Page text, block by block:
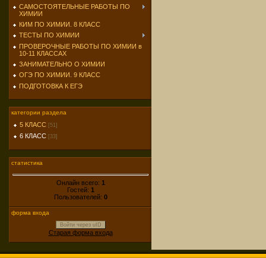
САМОСТОЯТЕЛЬНЫЕ РАБОТЫ ПО
ХИМИИ
КИМ ПО ХИМИИ. 8 КЛАСС
ТЕСТЫ ПО ХИМИИ
ПРОВЕРОЧНЫЕ РАБОТЫ ПО ХИМИИ в
10-11 КЛАССАХ
ЗАНИМАТЕЛЬНО О ХИМИИ
ОГЭ ПО ХИМИИ. 9 КЛАСС
ПОДГОТОВКА К ЕГЭ
категории раздела
5 КЛАСС [51]
6 КЛАСС [33]
статистика
Онлайн всего: 1
Гостей: 1
Пользователей: 0
форма входа
Войти через uID
Старая форма входа